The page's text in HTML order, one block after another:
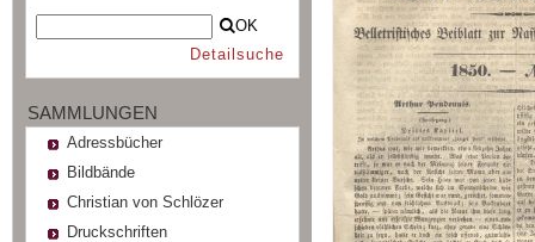
OK
Detailsuche
SAMMLUNGEN
Adressbücher
Bildbände
Christian von Schlözer
Druckschriften